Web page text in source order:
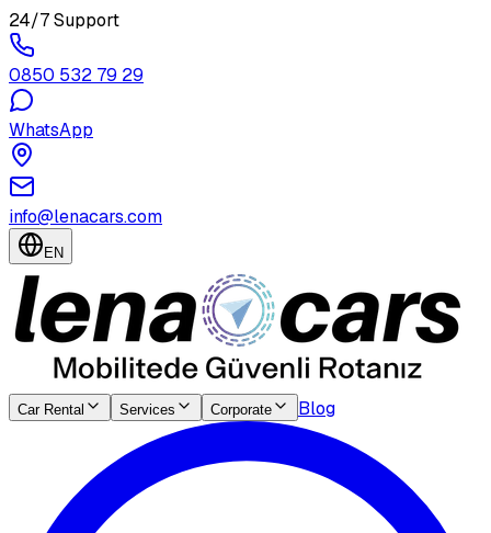
24/7 Support
0850 532 79 29
WhatsApp
info@lenacars.com
EN
Car Rental Services Corporate Blog